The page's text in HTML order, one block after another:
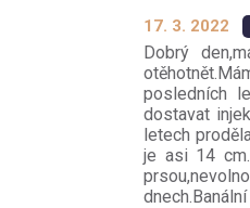
17. 3. 2022
Dobrý
posledních
dostavat
letech
je asi 14